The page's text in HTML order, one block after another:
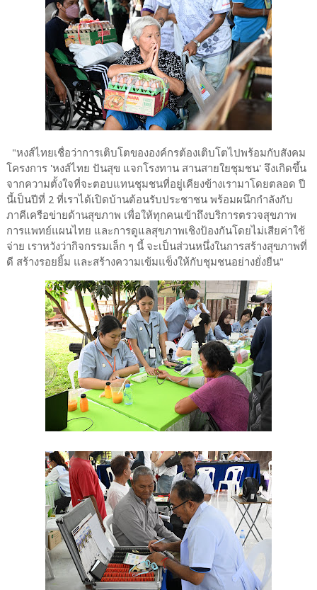
"หงส์ไทยเชื่อว่าการเติบโตขององค์กรต้องเติบโตไปพร้อมกับสังคม
โครงการ 'หงส์ไทย ปันสุข แจกโรงทาน สานสายใยชุมชน' จึงเกิดขึ้น
จากความตั้งใจที่จะตอบแทนชุมชนที่อยู่เคียงข้างเรามาโดยตลอด ปี
นี้เป็นปีที่ 2 ที่เราได้เปิดบ้านต้อนรับประชาชน พร้อมผนึกกำลังกับ
ภาคีเครือข่ายด้านสุขภาพ เพื่อให้ทุกคนเข้าถึงบริการตรวจสุขภาพ
การแพทย์แผนไทย และการดูแลสุขภาพเชิงป้องกันโดยไม่เสียค่าใช้
จ่าย เราหวังว่ากิจกรรมเล็ก ๆ นี้ จะเป็นส่วนหนึ่งในการสร้างสุขภาพที่
ดี สร้างรอยยิ้ม และสร้างความเข้มแข็งให้กับชุมชนอย่างยั่งยืน"